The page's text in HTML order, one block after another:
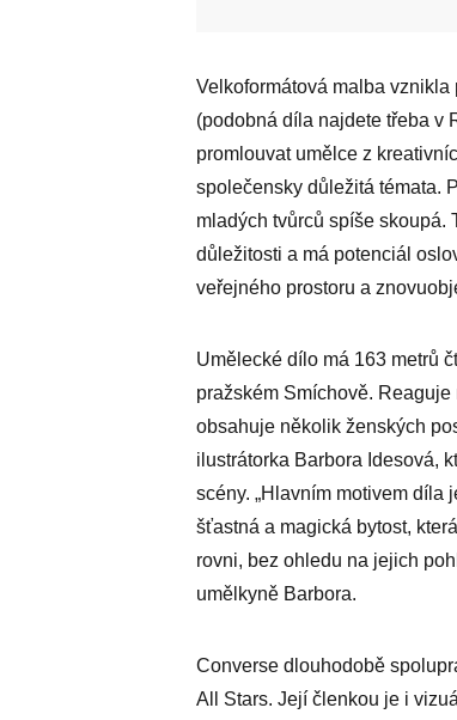
Velkoformátová malba
(podobná díla najdete třeba v
promlouvat umělce z
společensky důležitá témata.
mladých tvůrců spíše skoupá.
důležitosti a má potenciál
veřejného prostoru a
Umělecké dílo má 163 metrů
pražském Smíchově.
obsahuje několik ženských
ilustrátorka Barbora Idesová,
scény. „Hlavním motivem díla
šťastná a magická bytost,
rovni, bez ohledu na jejich
umělkyně Barbora.
Converse dlouhodobě
All Stars. Její členkou je i